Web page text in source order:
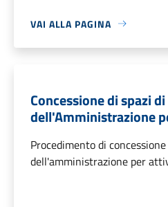
VAI ALLA PAGINA
Concessione di spazi
dell'Amministrazione
Procedimento di
dell'amministrazione per